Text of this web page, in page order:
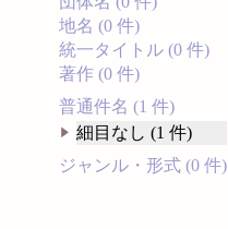
地名 (0 件)
統一タイトル (0 件)
著作 (0 件)
普通件名 (1 件)
細目なし (1 件)
ジャンル・形式 (0 件)